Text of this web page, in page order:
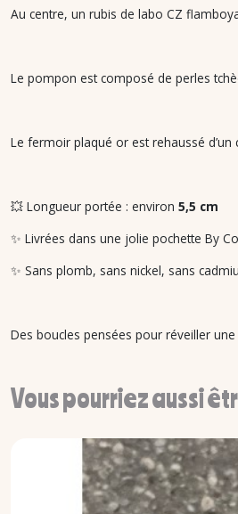
Au centre, un rubis de labo CZ
Le pompon est composé de perles
Le fermoir plaqué or est rehaussé
💥 Longueur portée : environ 5,5 cm
✨ Livrées dans une jolie pochette By
✨ Sans plomb, sans nickel, sans
Des boucles pensées pour réveiller
Vous pourriez aussi